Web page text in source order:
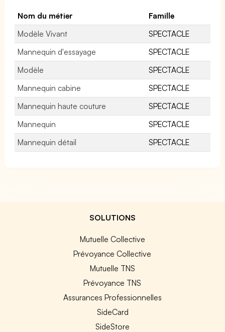
Nom du métier
Famille
Modèle Vivant
SPECTACLE
Mannequin d'essayage
SPECTACLE
Modèle
SPECTACLE
Mannequin cabine
SPECTACLE
Mannequin haute couture
SPECTACLE
Mannequin
SPECTACLE
Mannequin détail
SPECTACLE
SOLUTIONS
Mutuelle Collective
Prévoyance Collective
Mutuelle TNS
Prévoyance TNS
Assurances Professionnelles
SideCard
SideStore